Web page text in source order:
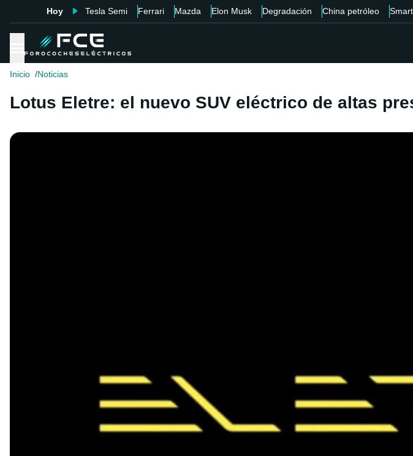
Hoy Tesla Semi Ferrari Mazda Elon Musk Degradación China petróleo Smart
Inicio Noticias
Lotus Eletre: el nuevo SUV eléctrico de altas